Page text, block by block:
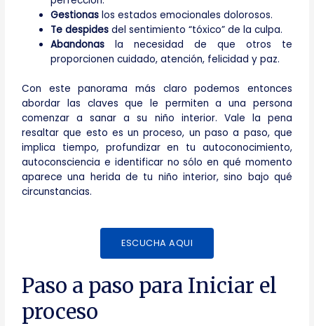
Gestionas los estados emocionales dolorosos.
Te despides del sentimiento “tóxico” de la culpa.
Abandonas la necesidad de que otros te
proporcionen cuidado, atención, felicidad y paz.
Con este panorama más claro podemos entonces
abordar las claves que le permiten a una persona
comenzar a sanar a su niño interior. Vale la pena
resaltar que esto es un proceso, un paso a paso, que
implica tiempo, profundizar en tu autoconocimiento,
autoconsciencia e identificar no sólo en qué momento
aparece una herida de tu niño interior, sino bajo qué
circunstancias.
ESCUCHA AQUI
Paso a paso para Iniciar el
proceso